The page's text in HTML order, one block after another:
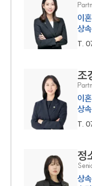
이
상
T.
조
이
상
T.
정
상